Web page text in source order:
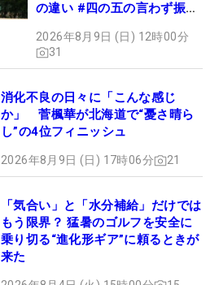
の違い #四の五の言わず振り
2026年8月9日 (日) 12時00分
31
消化不良の日々に「こんな感じ
か」 菅楓華が北海道で“憂さ晴ら
し”の4位フィニッシュ
2026年8月9日 (日) 17時06分 21
「気合い」と「水分補給」だけでは
もう限界？ 猛暑のゴルフを安全に
乗り切る“進化形ギア”に頼るときが
来た